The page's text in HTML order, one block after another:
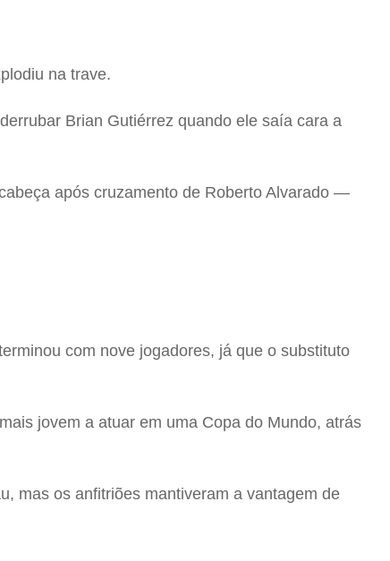
na trave.
Brian Gutiérrez quando ele saía cara a
após cruzamento de Roberto Alvarado —
com nove jogadores, já que o substituto
jovem a atuar em uma Copa do Mundo, atrás
mas os anfitriões mantiveram a vantagem de